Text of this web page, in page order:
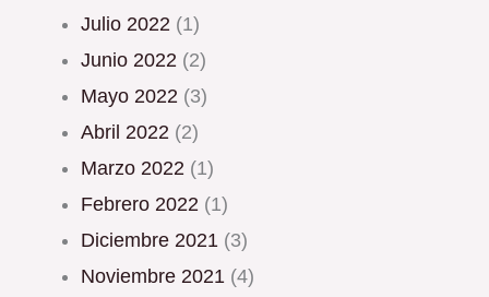
julio 2022 (1)
junio 2022 (2)
mayo 2022 (3)
abril 2022 (2)
marzo 2022 (1)
febrero 2022 (1)
diciembre 2021 (3)
noviembre 2021 (4)